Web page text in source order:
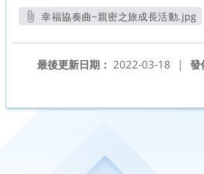
幸福協奏曲~親密之旅成長活動.jpg
發
最後更新日期： 2022-03-18
|